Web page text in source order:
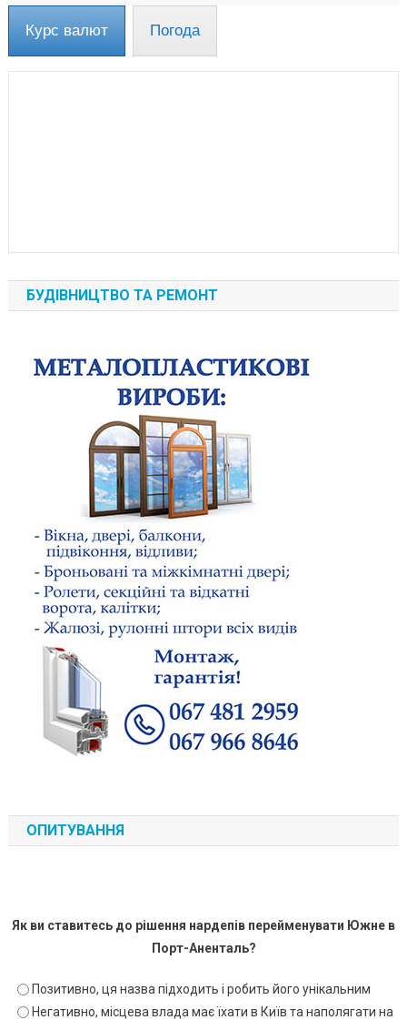
Курс валют Погода
БУДІВНИЦТВО ТА РЕМОНТ
ОПИТУВАННЯ
Як ви ставитесь до рішення нардепів перейменувати Южне в
Порт-Аненталь?
Позитивно, ця назва підходить і робить його унікальним
Негативно, місцева влада має їхати в Київ та наполягати на